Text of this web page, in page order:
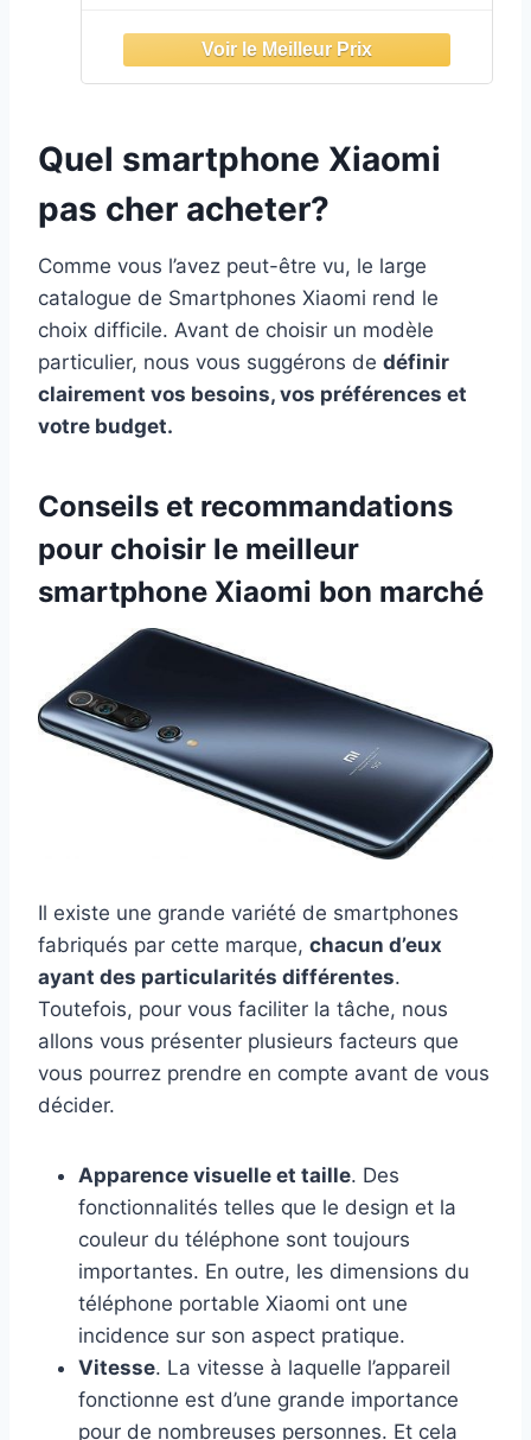
Quel smartphone Xiaomi
pas cher acheter?
Comme vous l’avez peut-être vu, le large
catalogue de Smartphones Xiaomi rend le
choix difficile. Avant de choisir un modèle
particulier, nous vous suggérons de définir
clairement vos besoins, vos préférences et
votre budget.
Conseils et recommandations
pour choisir le meilleur
smartphone Xiaomi bon marché
Il existe une grande variété de smartphones
fabriqués par cette marque, chacun d’eux
ayant des particularités différentes.
Toutefois, pour vous faciliter la tâche, nous
allons vous présenter plusieurs facteurs que
vous pourrez prendre en compte avant de vous
décider.
Apparence visuelle et taille. Des
fonctionnalités telles que le design et la
couleur du téléphone sont toujours
importantes. En outre, les dimensions du
téléphone portable Xiaomi ont une
incidence sur son aspect pratique.
Vitesse. La vitesse à laquelle l’appareil
fonctionne est d’une grande importance
pour de nombreuses personnes. Et cela